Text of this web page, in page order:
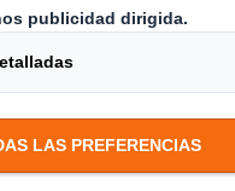
parecen los más
de experiencia
la eficacia en líneas